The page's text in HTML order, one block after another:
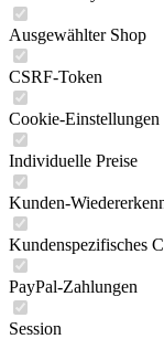
Ausgewählter Shop
CSRF-Token
Cookie-Einstellungen
Individuelle Preise
Kunden-
Kundenspezifisches
PayPal-Zahlungen
Session